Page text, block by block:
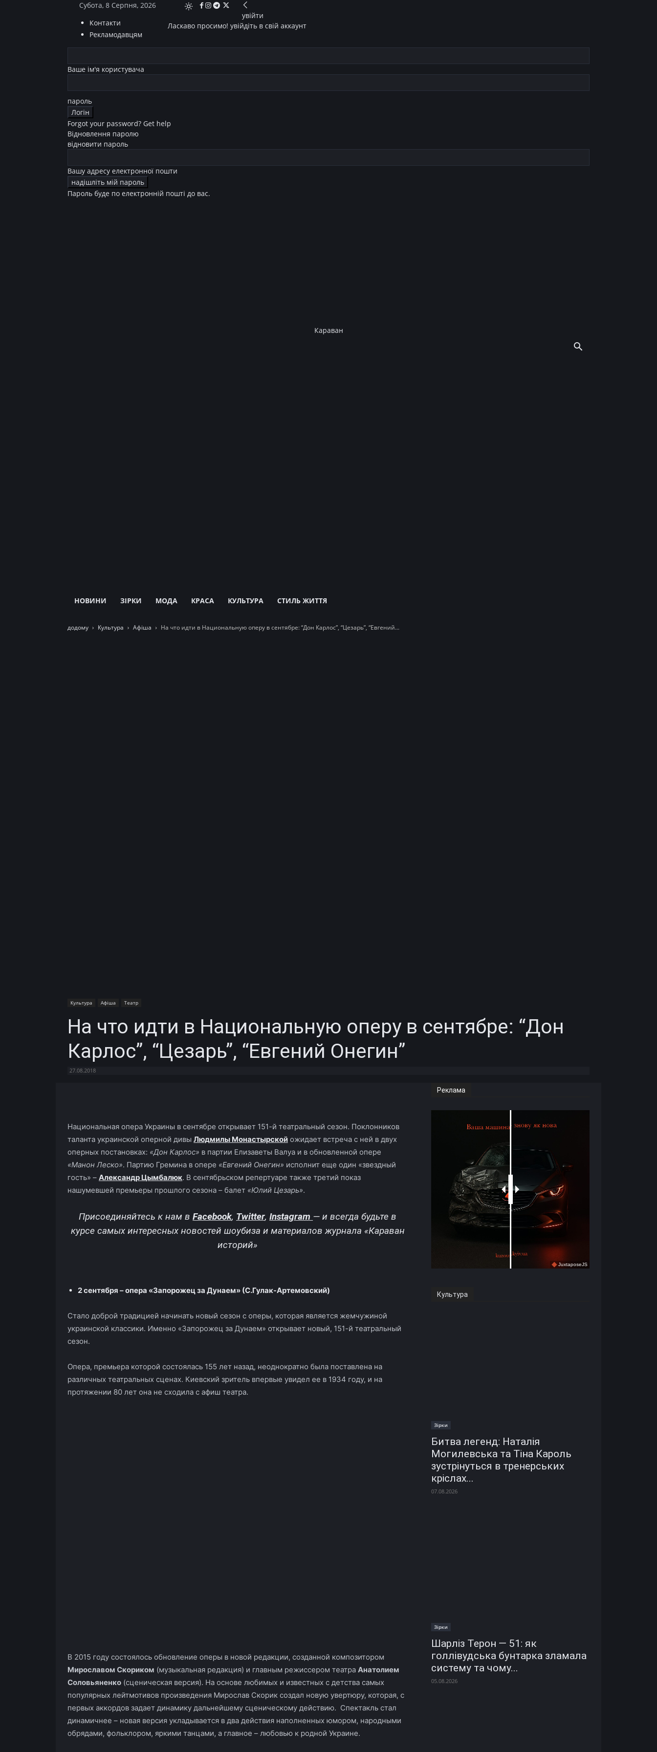
Субота, 8 Серпня, 2026
Контакти
Рекламодавцям
увійти
Ласкаво просимо! увійдіть в свій аккаунт
Ваше ім'я користувача
пароль
Forgot your password? Get help
Відновлення паролю
відновити пароль
Вашу адресу електронної пошти
Пароль буде по електронній пошті до вас.
Караван
НОВИНИ ЗІРКИ МОДА КРАСА КУЛЬТУРА СТИЛЬ ЖИТТЯ
додому Культура Афіша На что идти в Национальную оперу в сентябре: “Дон Карлос”, “Цезарь”, “Евгений...
Культура Афіша Театр
На что идти в Национальную оперу в сентябре: “Дон
Карлос”, “Цезарь”, “Евгений Онегин”
27.08.2018
Национальная опера Украины в сентябре открывает 151-й театральный сезон. Поклонников
таланта украинской оперной дивы Людмилы Монастырской ожидает встреча с ней в двух
оперных постановках: «Дон Карлос» в партии Елизаветы Валуа и в обновленной опере
«Манон Леско». Партию Гремина в опере «Евгений Онегин» исполнит еще один «звездный
гость» – Александр Цымбалюк. В сентябрьском репертуаре также третий показ
нашумевшей премьеры прошлого сезона – балет «Юлий Цезарь».
Присоединяйтесь к нам в Facebook, Twitter, Instagram — и всегда будьте в
курсе самых интересных новостей шоубиза и материалов журнала «Караван
историй»
2 сентября – опера «Запорожец за Дунаем» (С.Гулак-Артемовский)
Стало доброй традицией начинать новый сезон с оперы, которая является жемчужиной
украинской классики. Именно «Запорожец за Дунаем» открывает новый, 151-й театральный
сезон.
Опера, премьера которой состоялась 155 лет назад, неоднократно была поставлена на
различных театральных сценах. Киевский зритель впервые увидел ее в 1934 году, и на
протяжении 80 лет она не сходила с афиш театра.
В 2015 году состоялось обновление оперы в новой редакции, созданной композитором
Мирославом Скориком (музыкальная редакция) и главным режиссером театра Анатолием
Соловьяненко (сценическая версия). На основе любимых и известных с детства самых
популярных лейтмотивов произведения Мирослав Скорик создал новую увертюру, которая, с
первых аккордов задает динамику дальнейшему сценическому действию. Спектакль стал
динамичнее – новая версия укладывается в два действия наполненных юмором, народными
обрядами, фольклором, яркими танцами, а главное – любовью к родной Украине.
Реклама
Культура
Зірки
Битва легенд: Наталія
Могилевська та Тіна Кароль
зустрінуться в тренерських
кріслах...
07.08.2026
Зірки
Шарліз Терон — 51: як
голлівудська бунтарка зламала
систему та чому...
05.08.2026